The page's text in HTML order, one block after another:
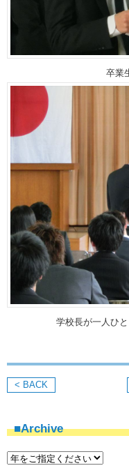
卒業
学校長が一人ひ
< BACK
■Archive